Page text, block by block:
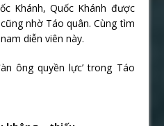
Khánh, Quốc Khánh được
nhờ Táo quân. Cùng tìm
diễn viên này.